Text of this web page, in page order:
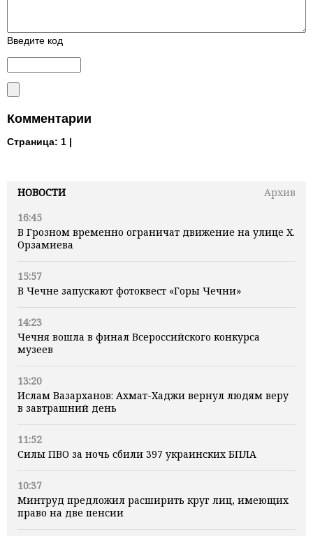
НОВОСТИ
Архив
16:45
В Грозном временно ограничат движение на улице Х.
Орзамиева
15:57
В Чечне запускают фотоквест «Горы Чечни»
14:23
Чечня вошла в финал Всероссийского конкурса
музеев
13:20
Ислам Вазарханов: Ахмат-Хаджи вернул людям веру
в завтрашний день
11:52
Силы ПВО за ночь сбили 397 украинских БПЛА
10:37
Минтруд предложил расширить круг лиц, имеющих
право на две пенсии
Введите код
Комментарии
Страница: 1 |